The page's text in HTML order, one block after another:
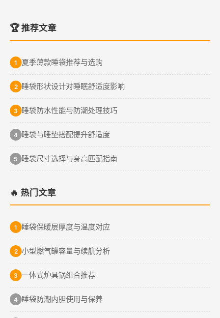
🏆 推荐文章
1 夏季薄款睡袋推荐与选购
2 睡袋形状设计对睡眠舒适度影响
3 睡袋防水性能与防潮处理技巧
4 睡袋与睡垫搭配提升舒适度
5 睡袋尺寸选择与身高匹配指南
🔥 热门文章
1 睡袋保暖层厚度与温度对应
2 小型燃气罐容量与续航分析
3 一体式炉具锅组合推荐
4 睡袋防潮内胆使用与保养